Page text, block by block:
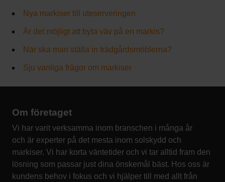
Nya markiser till uteserveringen
Är det möjligt att byta väv på en markis?
När ska man ställa in trädgårdsmöblerna?
Sju vanliga frågor om markiser
Om företaget
Vi har varit verksamma inom branschen i många år
och är experter på det mesta inom solskydd och
markiser. Vi har korta väntetider och vi tar alltid fram den
lösning som passar just dina önskemål bäst. Hos oss är
kundens behov i fokus och vi hjälper till med allt från